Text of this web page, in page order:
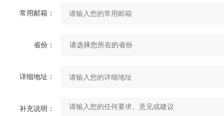
常用邮箱：
省份：
详细地址：
补充说明：